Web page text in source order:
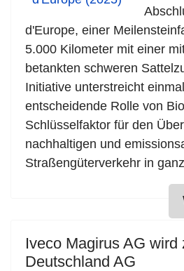
d'Europe, einer
5.000 Kilometer mit einer
betankten schweren
Initiative unterstreicht
entscheidende Rolle von
Schlüsselfaktor für den
nachhaltigen und
Straßengüterverkehr in
Iveco Magirus AG wird
Deutschland AG